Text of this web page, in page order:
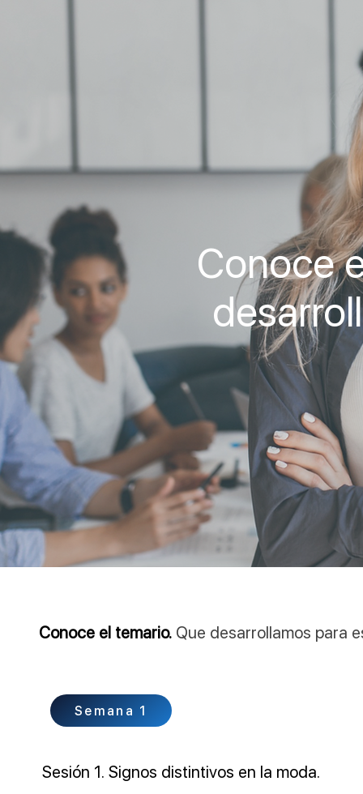
Conoce
Semana 1
Sesión 1. Signos distintivos en la moda.
Conoce el temario. Que desarrollamos para